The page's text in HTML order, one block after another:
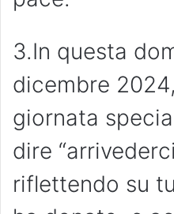
3.In questa
dicembre
giornata
dire
riflettendo su